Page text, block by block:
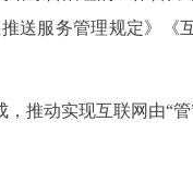
送服务管理规定》《
推动实现互联网由“管